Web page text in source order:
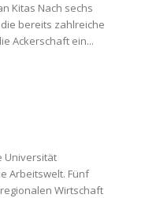
Kitas Nach sechs
bereits zahlreiche
Ackerschaft ein...
Universität
Arbeitswelt. Fünf
Wirtschaft